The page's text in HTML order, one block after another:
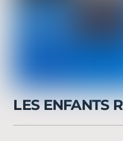
LES ENFANTS